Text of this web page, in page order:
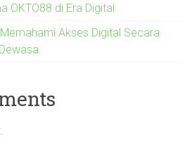
OKTO88 di Era Digital
Akses Digital Secara